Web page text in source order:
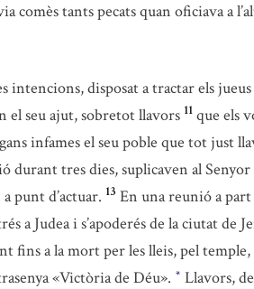
comès tants pecats quan oficiava a
intencions, disposat a tractar els
el seu ajut, sobretot llavors 11 que els
infames el seu poble que tot just
tres dies, suplicaven al
punt d’actuar. 13 En una reunió a part
a Judea i s’apoderés de la ciutat de
fins a la mort per les lleis, pel
«Victòria de Déu». * Llavors,